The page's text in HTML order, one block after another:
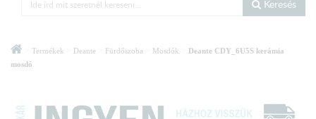
Keresés
Termékek Deante Fürdőszoba Mosdók
Deante CDY_6U5S kerámia
mosdó